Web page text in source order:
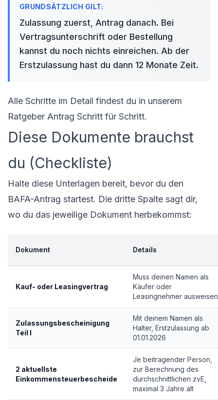
Zulassung zuerst, Antrag danach. Bei
Vertragsunterschrift oder Bestellung
kannst du noch nichts einreichen. Ab der
Erstzulassung hast du dann 12 Monate Zeit.
Alle Schritte im Detail findest du in unserem
Ratgeber Antrag Schritt für Schritt.
Diese Dokumente brauchst
du (Checkliste)
Halte diese Unterlagen bereit, bevor du den
BAFA-Antrag startest. Die dritte Spalte sagt dir,
wo du das jeweilige Dokument herbekommst:
Dokument Details
Kauf- oder Leasingvertrag
Muss deinen Namen als
Käufer oder
Leasingnehmer ausweisen
Zulassungsbescheinigung
Teil I
Mit deinem Namen als
Halter, Erstzulassung ab
01.01.2026
2 aktuellste
Einkommensteuerbescheide
Je beitragender Person,
zur Berechnung des
durchschnittlichen zvE,
maximal 3 Jahre alt